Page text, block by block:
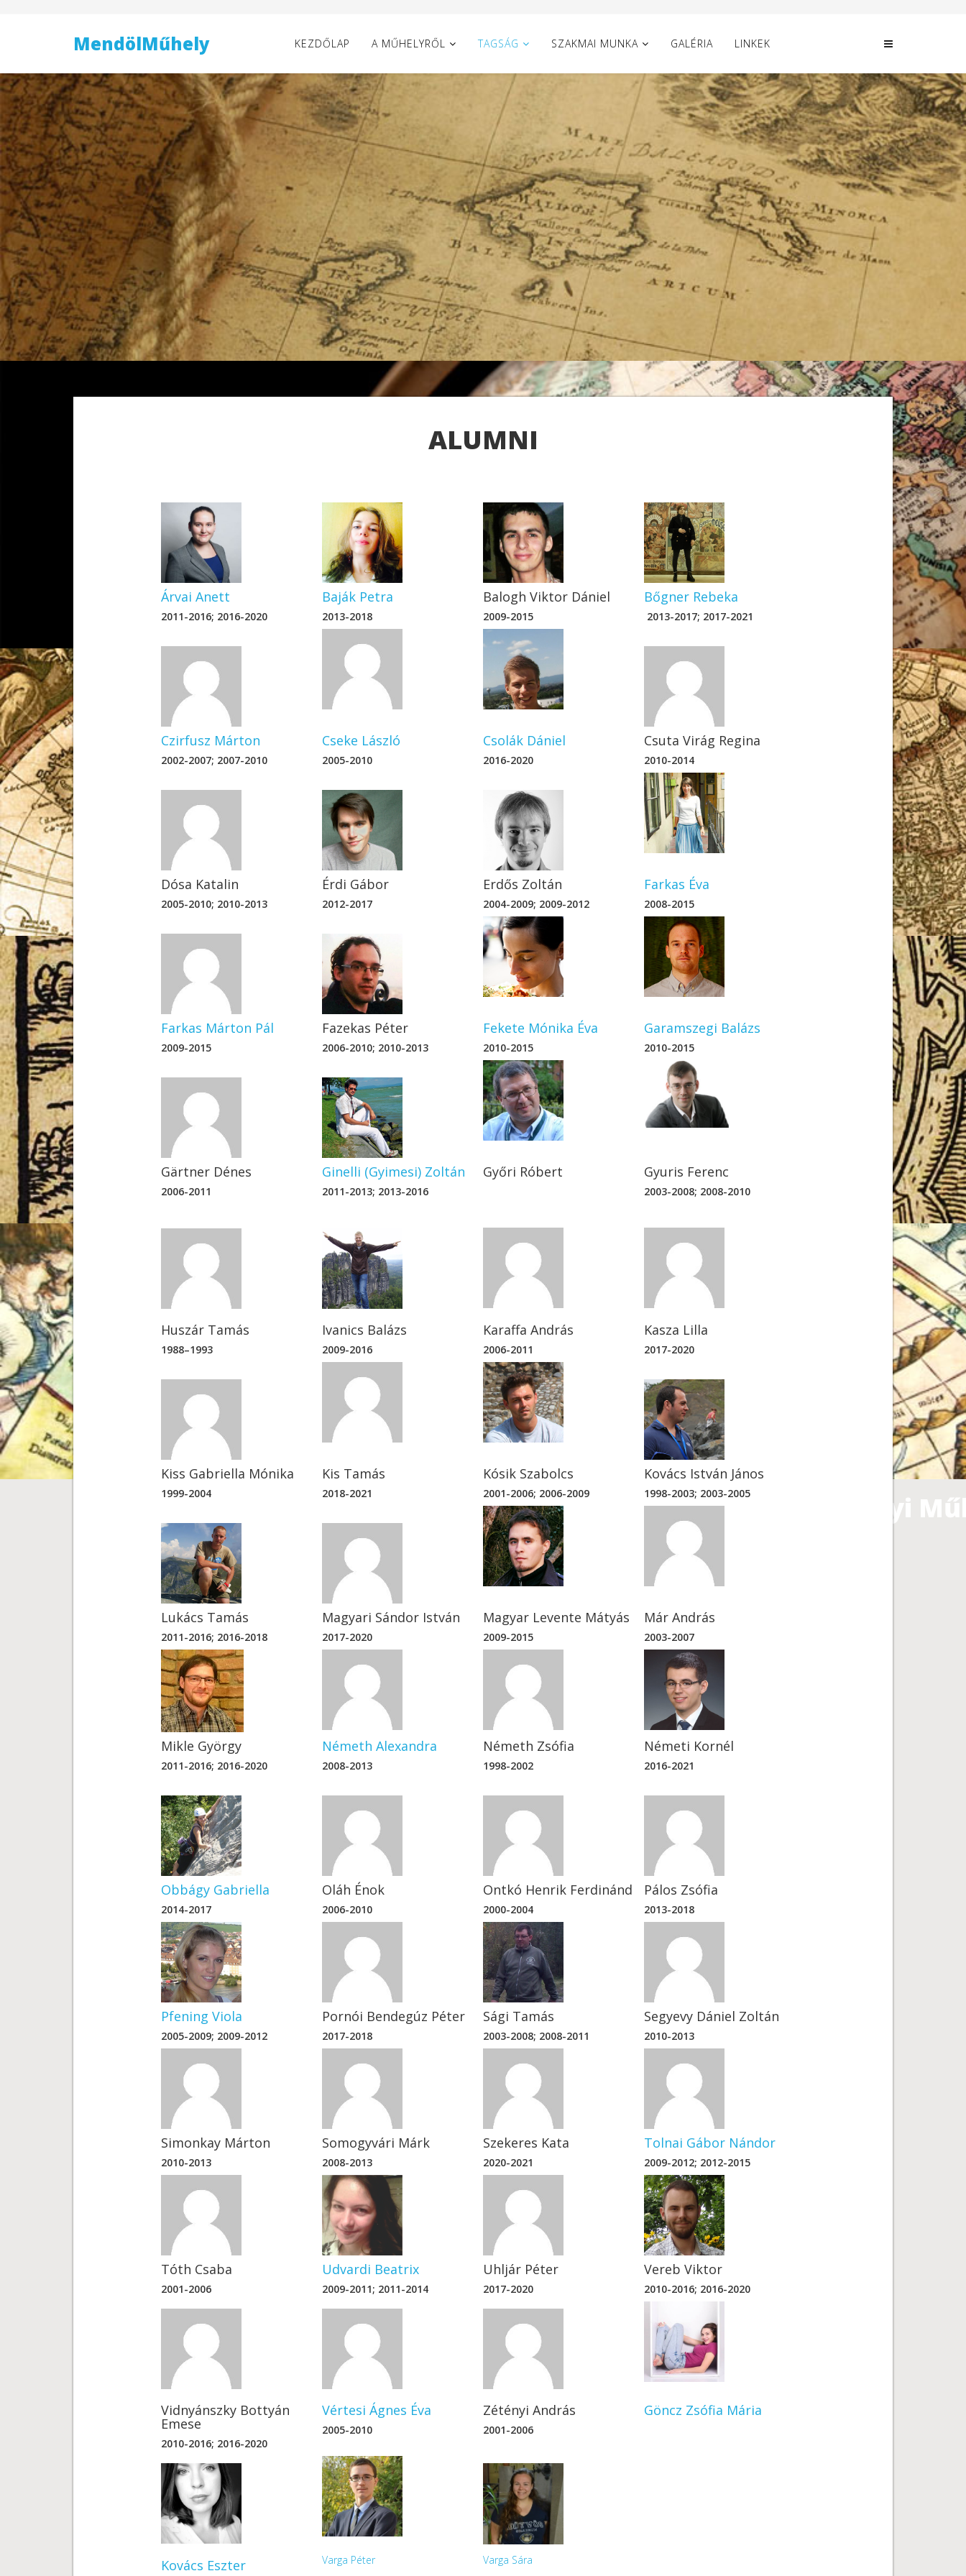
MendölMűhely KEZDŐLAP A MŰHELYRŐL TAGSÁG SZAKMAI MUNKA GALÉRIA LINKEK
Mendöl Tibor Földrajz-Földtudomány-Környezettudományi
Mendöl Tibor Földrajz-Földtudomány-Környezettudományi
Mendöl Tibor Földrajz-Földtudomány-Környezettudományi
Mendöl Tibor Földrajz-Földtudomány-Környezettudományi
Mendöl Tibor Földrajz-Földtudomány-Környezettudományi
ALUMNI
Árvai Anett
2011-2016; 2016-2020
Baják Petra
2013-2018
Balogh Viktor Dániel
2009-2015
Bőgner Rebeka
2013-2017; 2017-2021
Czirfusz Márton
2002-2007; 2007-2010
Cseke László
2005-2010
Csolák Dániel
2016-2020
Csuta Virág Regina
2010-2014
Dósa Katalin
2005-2010; 2010-2013
Érdi Gábor
2012-2017
Erdős Zoltán
2004-2009; 2009-2012
Farkas Éva
2008-2015
Farkas Márton Pál
2009-2015
Fazekas Péter
2006-2010; 2010-2013
Fekete Mónika Éva
2010-2015
Garamszegi Balázs
2010-2015
Gärtner Dénes
2006-2011
Ginelli (Gyimesi) Zoltán
2011-2013; 2013-2016
Győri Róbert Gyuris Ferenc
2003-2008; 2008-2010
Huszár Tamás
1988–1993
Ivanics Balázs
2009-2016
Karaffa András
2006-2011
Kasza Lilla
2017-2020
Kiss Gabriella Mónika
1999-2004
Kis Tamás
2018-2021
Kósik Szabolcs
2001-2006; 2006-2009
Kovács István János
1998-2003; 2003-2005
Lukács Tamás
2011-2016; 2016-2018
Magyari Sándor István
2017-2020
Magyar Levente Mátyás
2009-2015
Már András
2003-2007
Mikle György
2011-2016; 2016-2020
Németh Alexandra
2008-2013
Németh Zsófia
1998-2002
Németi Kornél
2016-2021
Obbágy Gabriella
2014-2017
Oláh Énok
2006-2010
Ontkó Henrik Ferdinánd
2000-2004
Pálos Zsófia
2013-2018
Pfening Viola
2005-2009; 2009-2012
Pornói Bendegúz Péter
2017-2018
Sági Tamás
2003-2008; 2008-2011
Segyevy Dániel Zoltán
2010-2013
Simonkay Márton
2010-2013
Somogyvári Márk
2008-2013
Szekeres Kata
2020-2021
Tolnai Gábor Nándor
2009-2012; 2012-2015
Tóth Csaba
2001-2006
Udvardi Beatrix
2009-2011; 2011-2014
Uhljár Péter
2017-2020
Vereb Viktor
2010-2016; 2016-2020
Vidnyánszky Bottyán
Emese
2010-2016; 2016-2020
Vértesi Ágnes Éva
2005-2010
Zétényi András
2001-2006
Göncz Zsófia Mária
Kovács Eszter Varga Péter Varga Sára